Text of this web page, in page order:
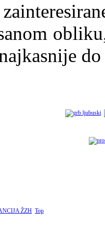
ŽZH Top